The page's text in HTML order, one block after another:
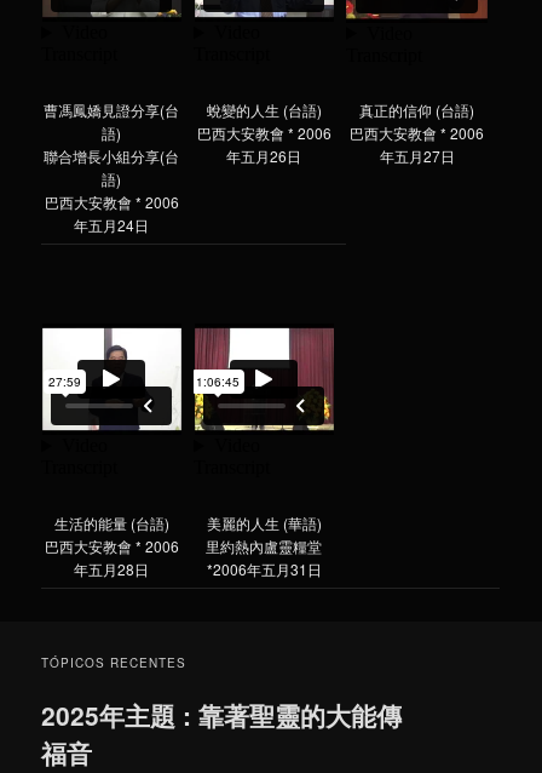
曹馮鳳嬌見證分享(台
語)
聯合增長小組分享(台
語)
巴西大安教會 * 2006
年五月24日
蛻變的人生 (台語)
巴西大安教會 * 2006
年五月26日
真正的信仰 (台語)
巴西大安教會 * 2006
年五月27日
生活的能量 (台語)
巴西大安教會 * 2006
年五月28日
美麗的人生 (華語)
里約熱內盧靈糧堂
*2006年五月31日
TÓPICOS RECENTES
2025年主題 : 靠著聖靈的大能傳
福音